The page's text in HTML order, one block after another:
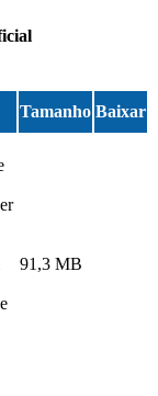
Tamanho Baixar
91,3 MB